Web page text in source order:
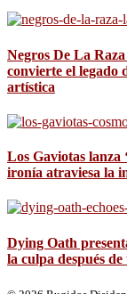
Negros De La
convierte el legado
artística
Los Gaviotas lanza
ironía atraviesa la
Dying Oath
la culpa después